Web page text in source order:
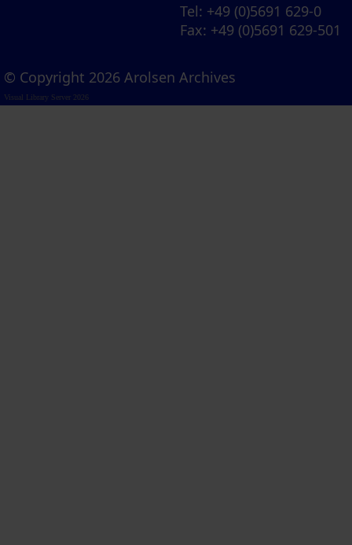
Tel: +49 (0)5691 629-0
Fax: +49 (0)5691 629-501
© Copyright 2026 Arolsen Archives
Visual Library Server 2026